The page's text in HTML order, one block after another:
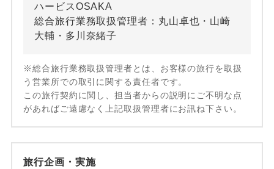
ハービスOSAKA
総合旅行業務取扱管理者：丸山卓也・山崎
大輔・多川奈緒子
※総合旅行業務取扱管理者とは、お客様の旅行を取扱
う営業所での取引に関する責任者です。
この旅行契約に関し、担当者からの説明にご不明な点
があればご遠慮なく上記取扱管理者にお訊ね下さい。
旅行企画・実施